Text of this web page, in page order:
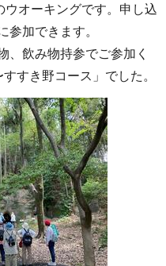
オーキングです。申し込
参加できます。
、飲み物持参でご参加く
すき野コース」でした。